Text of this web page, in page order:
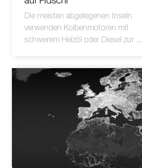
Die meisten abgelegenen Inseln
verwenden Kolbenmotoren mit
schwerem Heizöl oder Diesel zur ...